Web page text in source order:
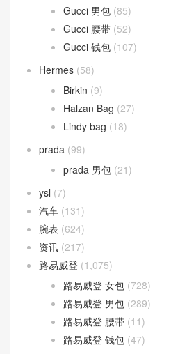
Gucci 男包 (85)
Gucci 腰带 (52)
Gucci 钱包 (107)
Hermes (58)
Birkin (9)
Halzan Bag (27)
Lindy bag (18)
prada (99)
prada 男包 (21)
ysl (7)
汽车 (131)
腕表 (624)
资讯 (217)
路易威登 (1,075)
路易威登 女包 (728)
路易威登 男包 (289)
路易威登 腰带 (11)
路易威登 钱包 (47)